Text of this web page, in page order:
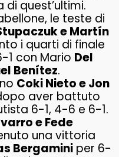
quest’ultimi.
le teste di
e Martín
i quarti di finale
1 con Mario Del
Benítez.
Coki Nieto e Jon
aver battuto
6-1, 4-6 e 6-1.
e Fede
una vittoria
Bergamini per 6-